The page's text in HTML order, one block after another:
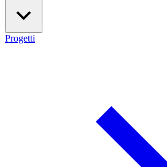
Progetti